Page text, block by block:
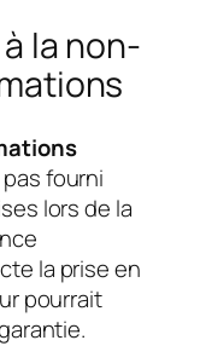
la non-
pas fourni
lors de la
la prise en
pourrait